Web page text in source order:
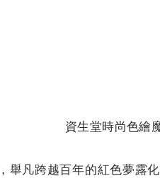
資生堂時尚色繪
舉凡跨越百年的紅色夢露